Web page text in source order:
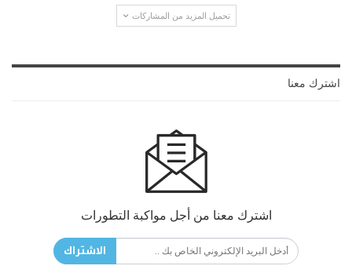
تحميل المزيد من المشاركات
اشترك معنا
اشترك معنا من أجل مواكبة التطورات
الاشتراك